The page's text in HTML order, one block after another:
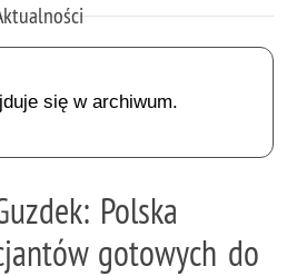
się w archiwum.
Polska
gotowych do